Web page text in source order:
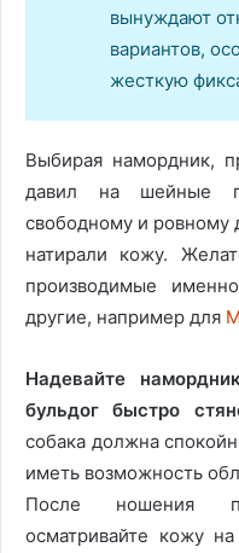
вынуждают
вариантов,
жесткую
Выбирая намордник,
давил на шейные
свободному и ровному
натирали кожу.
производимые
другие, например для
Надевайте
бульдог быстро
собака должна
иметь возможность
После ношения
осматривайте кожу